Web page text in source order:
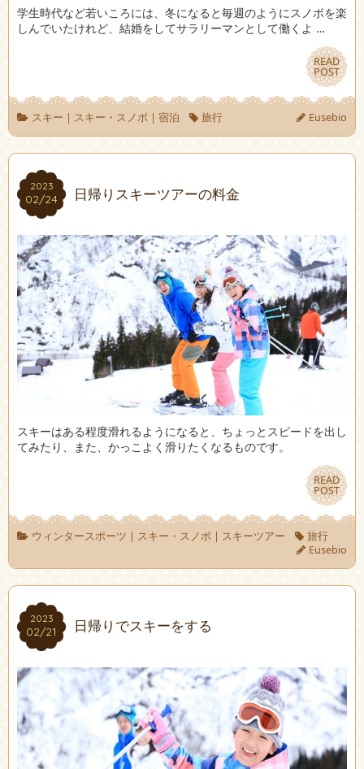
学生時代など若いころには、冬になると毎週のようにスノボを楽
しんでいたけれど、結婚をしてサラリーマンとして働くよ …
READ
POST
READ
POST
スキー | スキー・スノボ | 宿泊 旅行 Eusebio
2023
02/24
2023
02/24 日帰りスキーツアーの料金
スキーはある程度滑れるようになると、ちょっとスピードを出し
てみたり、また、かっこよく滑りたくなるものです。
READ
POST
READ
POST
ウィンタースポーツ | スキー・スノボ | スキーツアー
旅行
Eusebio
2023
02/21
2023
02/21 日帰りでスキーをする